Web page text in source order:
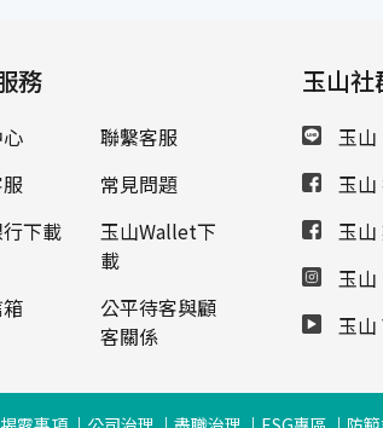
清楚 先查證」專場講座，內容包含新型
手法、保護自身金融帳戶使用與交易安
及在4月籃球賽事主題日設置防詐遊戲
互動，提醒民眾如有任何詐騙疑慮，可
警政署165反詐騙專線查證，透過遊戲
升民眾防詐意識，吸引年輕族群與親子
與。另外，為提高醫護人員對詐騙手法
與防範，4月玉山銀行也前往花蓮門諾醫
導金融防詐，希望幫助醫護人員降低受
會。 依據警政署統計，2023年玉山銀行
攔阻詐騙金額總計達新臺幣5.1億元，
務
聯繫客服
常見問題
下載
玉山Wallet下
載
公平待客與顧
客關係
玉山社
玉山
玉山
玉山
玉
玉山